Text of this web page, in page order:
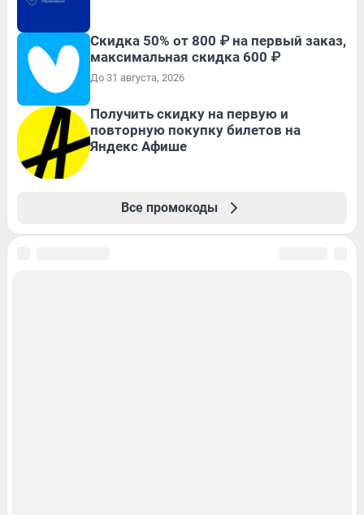
Скидка 50% от 800 ₽ на первый заказ,
максимальная скидка 600 ₽
До 31 августа, 2026
Получить скидку на первую и
повторную покупку билетов на
Яндекс Афише
Все промокоды